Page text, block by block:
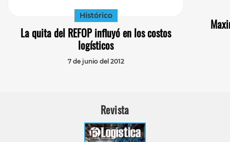
Histórico
La quita del REFOP influyó en los costos
logísticos
7 de junio del 2012
Revista